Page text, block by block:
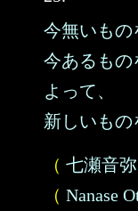
今無いもの
今あるもの
よって、
新しいもの
（ 七瀬音弥
（ Nanase